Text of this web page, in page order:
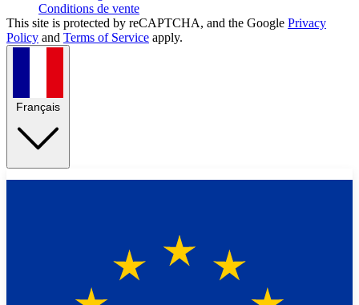
Conditions de vente
This site is protected by reCAPTCHA, and the Google Privacy
Policy and Terms of Service apply.
Français